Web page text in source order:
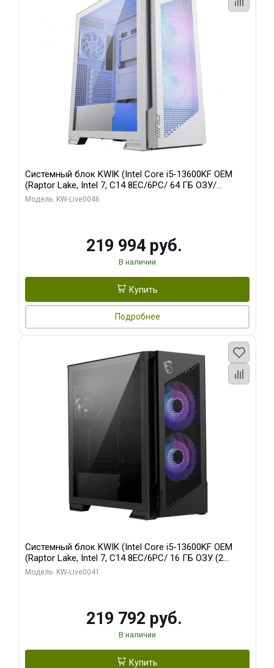
Системный блок KWIK (Intel Core i5-13600KF OEM
(Raptor Lake, Intel 7, C14 8EC/6PC/ 64 ГБ ОЗУ/
Gigabyte RTX5060Ti GAMING OC 8GB GDDR7 128bit
Модель: KW-Live0046
219 994 руб.
В наличии
Купить
Подробнее
Системный блок KWIK (Intel Core i5-13600KF OEM
(Raptor Lake, Intel 7, C14 8EC/6PC/ 16 ГБ ОЗУ (2
модуля)/ Palit RTX5080 GAMINGPRO OC 16GB GDDR7
Модель: KW-Live0041
219 792 руб.
В наличии
Купить